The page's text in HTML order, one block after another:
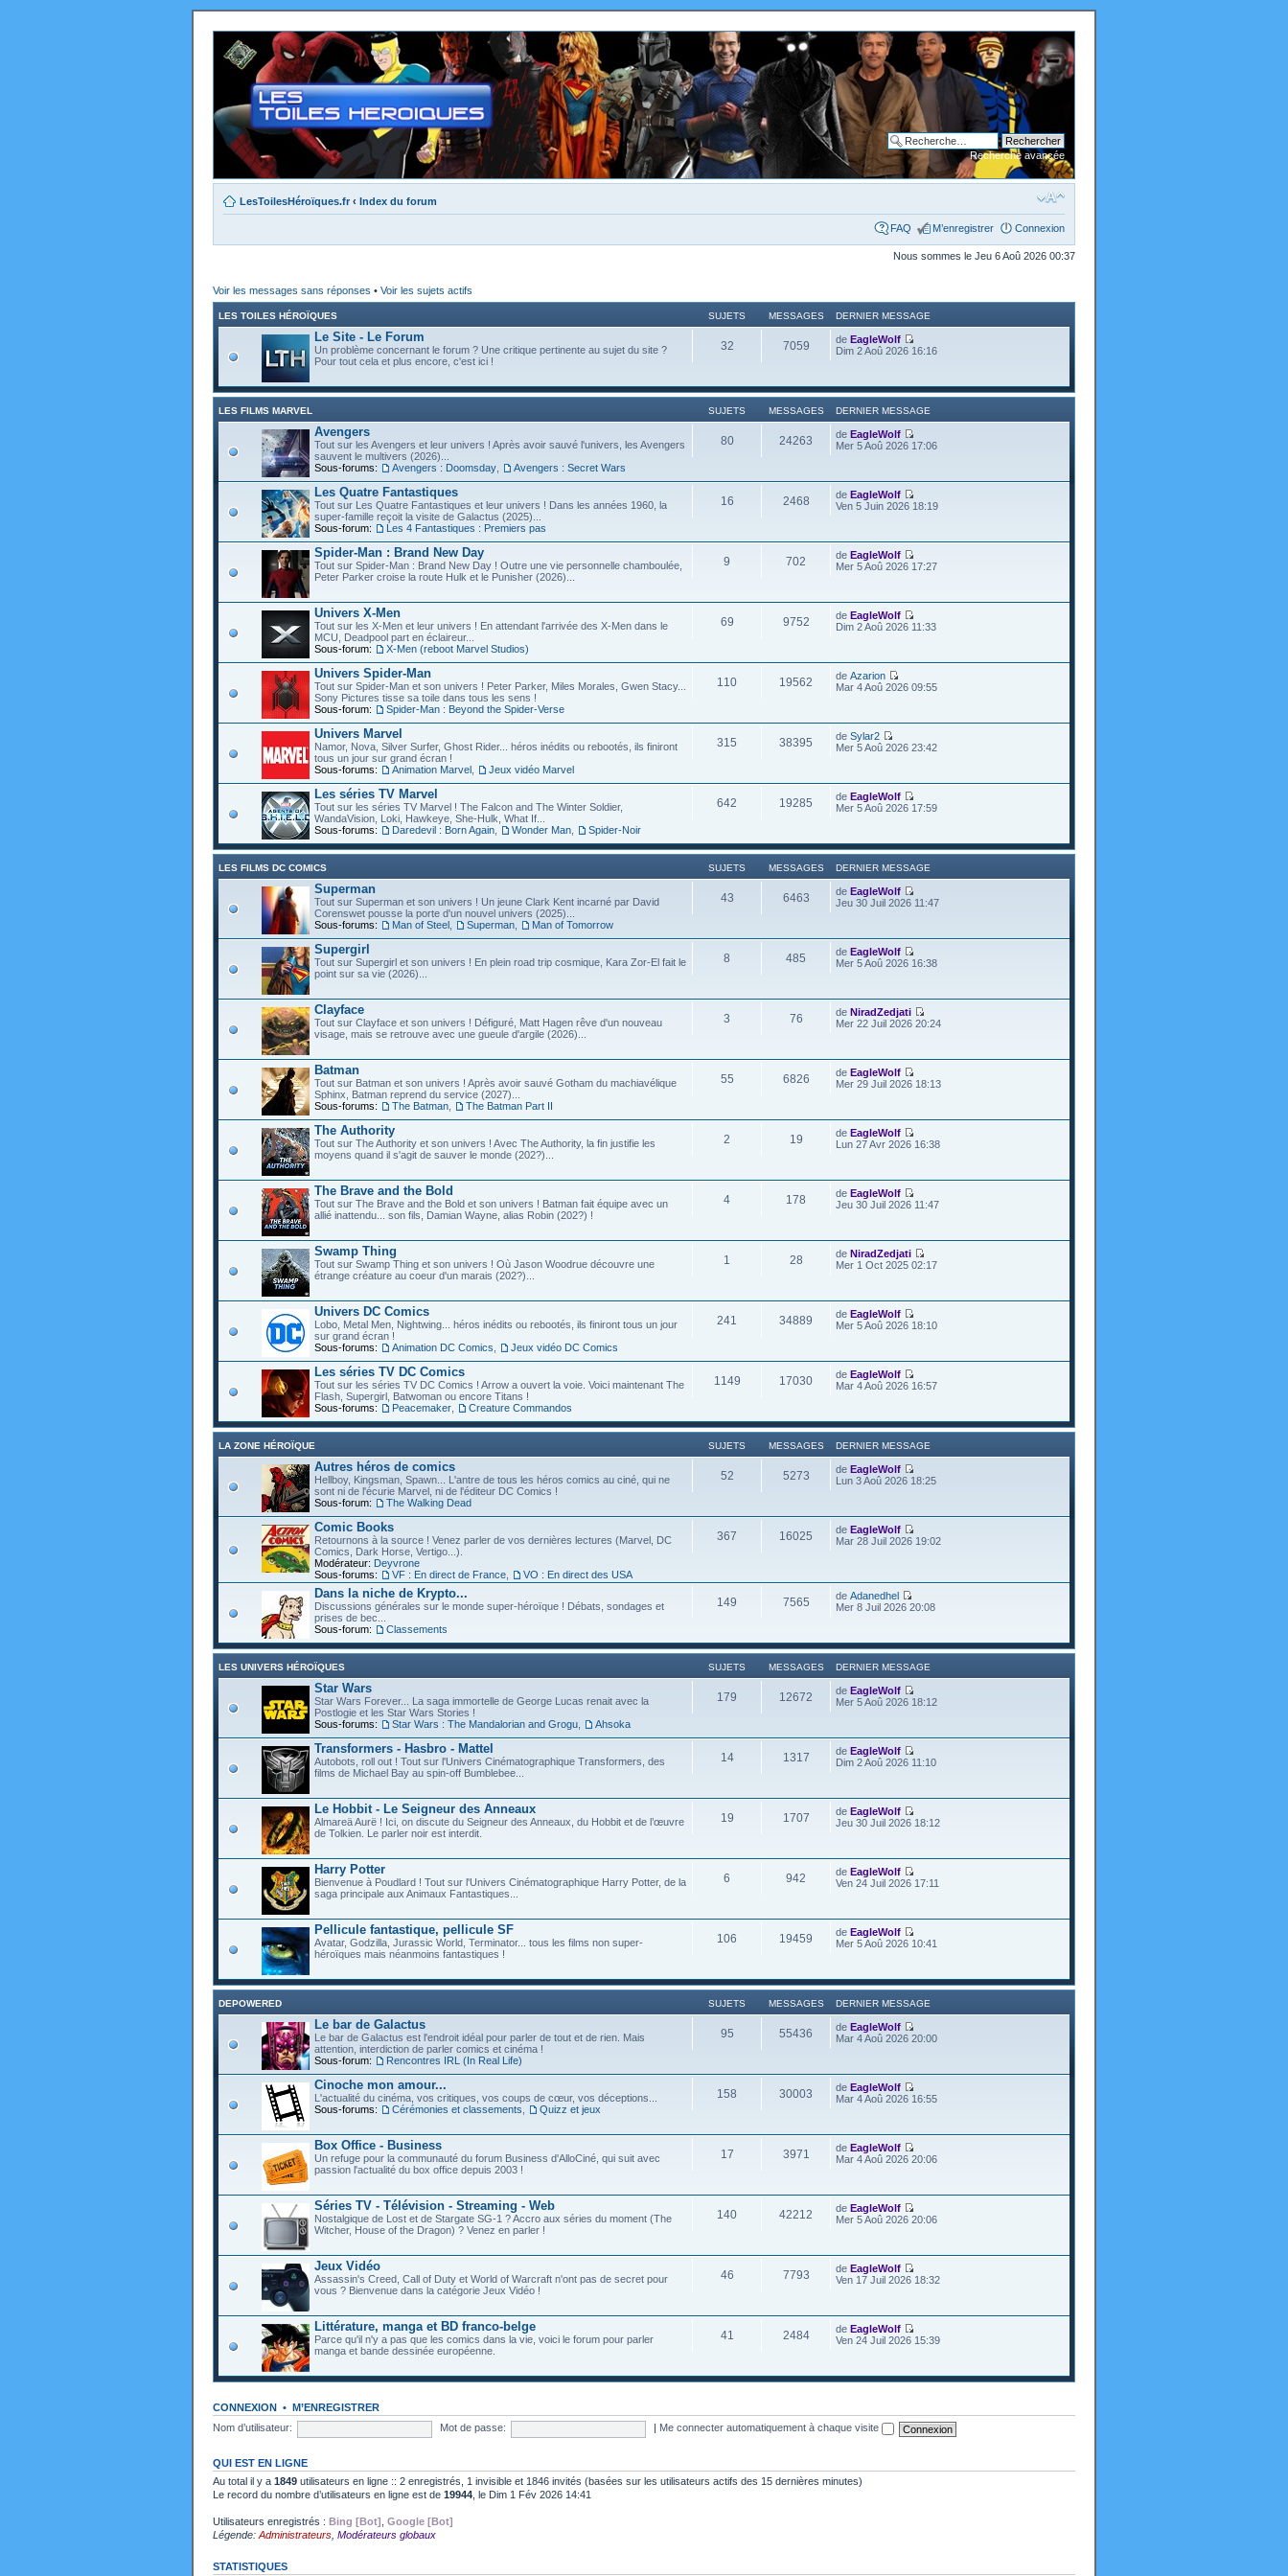
Recherche avancée
LesToilesHéroïques.fr ‹ Index du forum
FAQ M’enregistrer Connexion
Nous sommes le Jeu 6 Aoû 2026 00:37
Voir les messages sans réponses • Voir les sujets actifs
LES TOILES HÉROÏQUES SUJETS MESSAGES DERNIER MESSAGE
Le Site - Le Forum
Un problème concernant le forum ? Une critique pertinente au sujet du site ?
Pour tout cela et plus encore, c'est ici !
32 7059 deEagleWolf
Dim 2 Aoû 2026 16:16
LES FILMS MARVEL SUJETS MESSAGES DERNIER MESSAGE
Avengers
Tout sur les Avengers et leur univers ! Après avoir sauvé l'univers, les Avengers
sauvent le multivers (2026)...
Sous-forums:
Avengers : Doomsday Avengers : Secret Wars
80 24263 deEagleWolf
Mer 5 Aoû 2026 17:06
Les Quatre Fantastiques
Tout sur Les Quatre Fantastiques et leur univers ! Dans les années 1960, la
super-famille reçoit la visite de Galactus (2025)...
Sous-forum:
Les 4 Fantastiques : Premiers pas
16 2468 deEagleWolf
Ven 5 Juin 2026 18:19
Spider-Man : Brand New Day
Tout sur Spider-Man : Brand New Day ! Outre une vie personnelle chamboulée,
Peter Parker croise la route Hulk et le Punisher (2026)...
9 702 deEagleWolf
Mer 5 Aoû 2026 17:27
Univers X-Men
Tout sur les X-Men et leur univers ! En attendant l'arrivée des X-Men dans le
MCU, Deadpool part en éclaireur...
Sous-forum:
X-Men (reboot Marvel Studios)
69 9752 deEagleWolf
Dim 2 Aoû 2026 11:33
Univers Spider-Man
Tout sur Spider-Man et son univers ! Peter Parker, Miles Morales, Gwen Stacy...
Sony Pictures tisse sa toile dans tous les sens !
Sous-forum:
Spider-Man : Beyond the Spider-Verse
110 19562 deAzarion
Mar 4 Aoû 2026 09:55
Univers Marvel
Namor, Nova, Silver Surfer, Ghost Rider... héros inédits ou rebootés, ils finiront
tous un jour sur grand écran !
Sous-forums:
Animation Marvel Jeux vidéo Marvel
315 38395 deSylar2
Mer 5 Aoû 2026 23:42
Les séries TV Marvel
Tout sur les séries TV Marvel ! The Falcon and The Winter Soldier,
WandaVision, Loki, Hawkeye, She-Hulk, What If...
Sous-forums:
Daredevil : Born Again Wonder Man Spider-Noir
642 19285 deEagleWolf
Mer 5 Aoû 2026 17:59
LES FILMS DC COMICS SUJETS MESSAGES DERNIER MESSAGE
Superman
Tout sur Superman et son univers ! Un jeune Clark Kent incarné par David
Corenswet pousse la porte d'un nouvel univers (2025)...
Sous-forums:
Man of Steel Superman Man of Tomorrow
43 6463 deEagleWolf
Jeu 30 Juil 2026 11:47
Supergirl
Tout sur Supergirl et son univers ! En plein road trip cosmique, Kara Zor-El fait le
point sur sa vie (2026)...
8 485 deEagleWolf
Mer 5 Aoû 2026 16:38
Clayface
Tout sur Clayface et son univers ! Défiguré, Matt Hagen rêve d'un nouveau
visage, mais se retrouve avec une gueule d'argile (2026)...
3 76 deNiradZedjati
Mer 22 Juil 2026 20:24
Batman
Tout sur Batman et son univers ! Après avoir sauvé Gotham du machiavélique
Sphinx, Batman reprend du service (2027)...
Sous-forums:
The Batman The Batman Part II
55 6826 deEagleWolf
Mer 29 Juil 2026 18:13
The Authority
Tout sur The Authority et son univers ! Avec The Authority, la fin justifie les
moyens quand il s'agit de sauver le monde (202?)...
2 19 deEagleWolf
Lun 27 Avr 2026 16:38
The Brave and the Bold
Tout sur The Brave and the Bold et son univers ! Batman fait équipe avec un
allié inattendu... son fils, Damian Wayne, alias Robin (202?) !
4 178 deEagleWolf
Jeu 30 Juil 2026 11:47
Swamp Thing
Tout sur Swamp Thing et son univers ! Où Jason Woodrue découvre une
étrange créature au coeur d'un marais (202?)...
1 28 deNiradZedjati
Mer 1 Oct 2025 02:17
Univers DC Comics
Lobo, Metal Men, Nightwing... héros inédits ou rebootés, ils finiront tous un jour
sur grand écran !
Sous-forums:
Animation DC Comics Jeux vidéo DC Comics
241 34889 deEagleWolf
Mer 5 Aoû 2026 18:10
Les séries TV DC Comics
Tout sur les séries TV DC Comics ! Arrow a ouvert la voie. Voici maintenant The
Flash, Supergirl, Batwoman ou encore Titans !
Sous-forums:
Peacemaker Creature Commandos
1149 17030 deEagleWolf
Mar 4 Aoû 2026 16:57
LA ZONE HÉROÏQUE SUJETS MESSAGES DERNIER MESSAGE
Autres héros de comics
Hellboy, Kingsman, Spawn... L'antre de tous les héros comics au ciné, qui ne
sont ni de l'écurie Marvel, ni de l'éditeur DC Comics !
Sous-forum:
The Walking Dead
52 5273 deEagleWolf
Lun 3 Aoû 2026 18:25
Comic Books
Retournons à la source ! Venez parler de vos dernières lectures (Marvel, DC
Comics, Dark Horse, Vertigo...).
Modérateur: Deyvrone
Sous-forums:
VF : En direct de France VO : En direct des USA
367 16025 deEagleWolf
Mar 28 Juil 2026 19:02
Dans la niche de Krypto...
Discussions générales sur le monde super-héroïque ! Débats, sondages et
prises de bec...
Sous-forum:
Classements
149 7565 deAdanedhel
Mer 8 Juil 2026 20:08
LES UNIVERS HÉROÏQUES SUJETS MESSAGES DERNIER MESSAGE
Star Wars
Star Wars Forever... La saga immortelle de George Lucas renait avec la
Postlogie et les Star Wars Stories !
Sous-forums:
Star Wars : The Mandalorian and Grogu Ahsoka
179 12672 deEagleWolf
Mer 5 Aoû 2026 18:12
Transformers - Hasbro - Mattel
Autobots, roll out ! Tout sur l'Univers Cinématographique Transformers, des
films de Michael Bay au spin-off Bumblebee...
14 1317 deEagleWolf
Dim 2 Aoû 2026 11:10
Le Hobbit - Le Seigneur des Anneaux
Almareä Aurë ! Ici, on discute du Seigneur des Anneaux, du Hobbit et de l’œuvre
de Tolkien. Le parler noir est interdit.
19 1707 deEagleWolf
Jeu 30 Juil 2026 18:12
Harry Potter
Bienvenue à Poudlard ! Tout sur l'Univers Cinématographique Harry Potter, de la
saga principale aux Animaux Fantastiques...
6 942 deEagleWolf
Ven 24 Juil 2026 17:11
Pellicule fantastique, pellicule SF
Avatar, Godzilla, Jurassic World, Terminator... tous les films non super-
héroïques mais néanmoins fantastiques !
106 19459 deEagleWolf
Mer 5 Aoû 2026 10:41
DEPOWERED SUJETS MESSAGES DERNIER MESSAGE
Le bar de Galactus
Le bar de Galactus est l'endroit idéal pour parler de tout et de rien. Mais
attention, interdiction de parler comics et cinéma !
Sous-forum:
Rencontres IRL (In Real Life)
95 55436 deEagleWolf
Mar 4 Aoû 2026 20:00
Cinoche mon amour...
L'actualité du cinéma, vos critiques, vos coups de cœur, vos déceptions...
Sous-forums:
Cérémonies et classements Quizz et jeux
158 30003 deEagleWolf
Mar 4 Aoû 2026 16:55
Box Office - Business
Un refuge pour la communauté du forum Business d'AlloCiné, qui suit avec
passion l'actualité du box office depuis 2003 !
17 3971 deEagleWolf
Mar 4 Aoû 2026 20:06
Séries TV - Télévision - Streaming - Web
Nostalgique de Lost et de Stargate SG-1 ? Accro aux séries du moment (The
Witcher, House of the Dragon) ? Venez en parler !
140 42212 deEagleWolf
Mer 5 Aoû 2026 20:06
Jeux Vidéo
Assassin's Creed, Call of Duty et World of Warcraft n'ont pas de secret pour
vous ? Bienvenue dans la catégorie Jeux Vidéo !
46 7793 deEagleWolf
Ven 17 Juil 2026 18:32
Littérature, manga et BD franco-belge
Parce qu'il n'y a pas que les comics dans la vie, voici le forum pour parler
manga et bande dessinée européenne.
41 2484 deEagleWolf
Ven 24 Juil 2026 15:39
CONNEXION • M’ENREGISTRER
Nom d’utilisateur:
Mot de passe: Me connecter automatiquement à chaque visite
QUI EST EN LIGNE
Au total il y a 1849 utilisateurs en ligne :: 2 enregistrés, 1 invisible et 1846 invités (basées sur les utilisateurs actifs des 15 dernières minutes)
Le record du nombre d’utilisateurs en ligne est de 19944 , le Dim 1 Fév 2026 14:41
Utilisateurs enregistrés : Bing [Bot] Google [Bot]
Légende: Administrateurs Modérateurs globaux
STATISTIQUES